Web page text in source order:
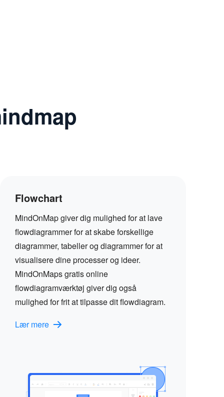
Flowchart
MindOnMap giver dig mulighed for at lave
flowdiagrammer for at skabe forskellige
diagrammer, tabeller og diagrammer for at
visualisere dine processer og ideer.
MindOnMaps gratis online
flowdiagramværktøj giver dig også
mulighed for frit at tilpasse dit flowdiagram.
Lær mere